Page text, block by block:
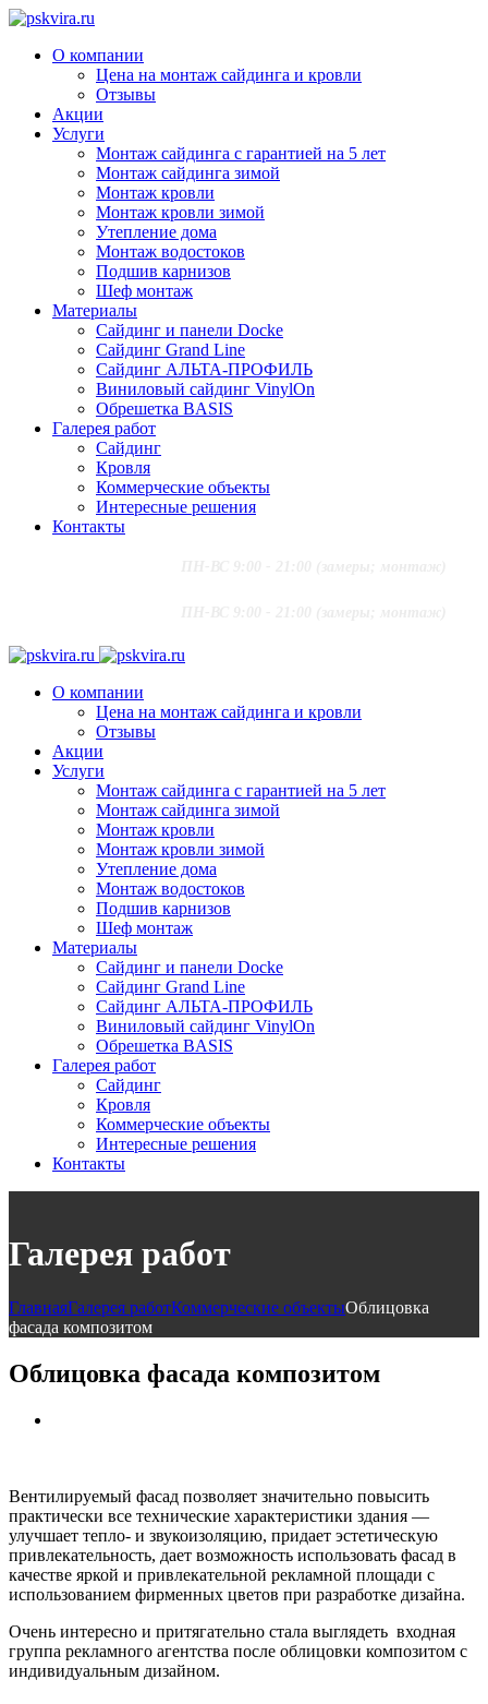
О компании
Цена на монтаж сайдинга и кровли
Отзывы
Акции
Услуги
Монтаж сайдинга с гарантией на 5 лет
Монтаж сайдинга зимой
Монтаж кровли
Монтаж кровли зимой
Утепление дома
Монтаж водостоков
Подшив карнизов
Шеф монтаж
Материалы
Сайдинг и панели Docke
Сайдинг Grand Line
Сайдинг АЛЬТА-ПРОФИЛЬ
Виниловый сайдинг VinylOn
Обрешетка BASIS
Галерея работ
Сайдинг
Кровля
Коммерческие объекты
Интересные решения
Контакты
О компании
Цена на монтаж сайдинга и кровли
Отзывы
Акции
Услуги
Монтаж сайдинга с гарантией на 5 лет
Монтаж сайдинга зимой
Монтаж кровли
Монтаж кровли зимой
Утепление дома
Монтаж водостоков
Подшив карнизов
Шеф монтаж
Материалы
Сайдинг и панели Docke
Сайдинг Grand Line
Сайдинг АЛЬТА-ПРОФИЛЬ
Виниловый сайдинг VinylOn
Обрешетка BASIS
Галерея работ
Сайдинг
Кровля
Коммерческие объекты
Интересные решения
Контакты
Галерея работ
ГлавнаяГалерея работКоммерческие объектыОблицовка
фасада композитом
Облицовка фасада композитом
Вентилируемый фасад позволяет значительно повысить
практически все технические характеристики здания —
улучшает тепло- и звукоизоляцию, придает эстетическую
привлекательность, дает возможность использовать фасад в
качестве яркой и привлекательной рекламной площади с
использованием фирменных цветов при разработке дизайна.
Очень интересно и притягательно стала выглядеть входная
группа рекламного агентства после облицовки композитом с
индивидуальным дизайном.